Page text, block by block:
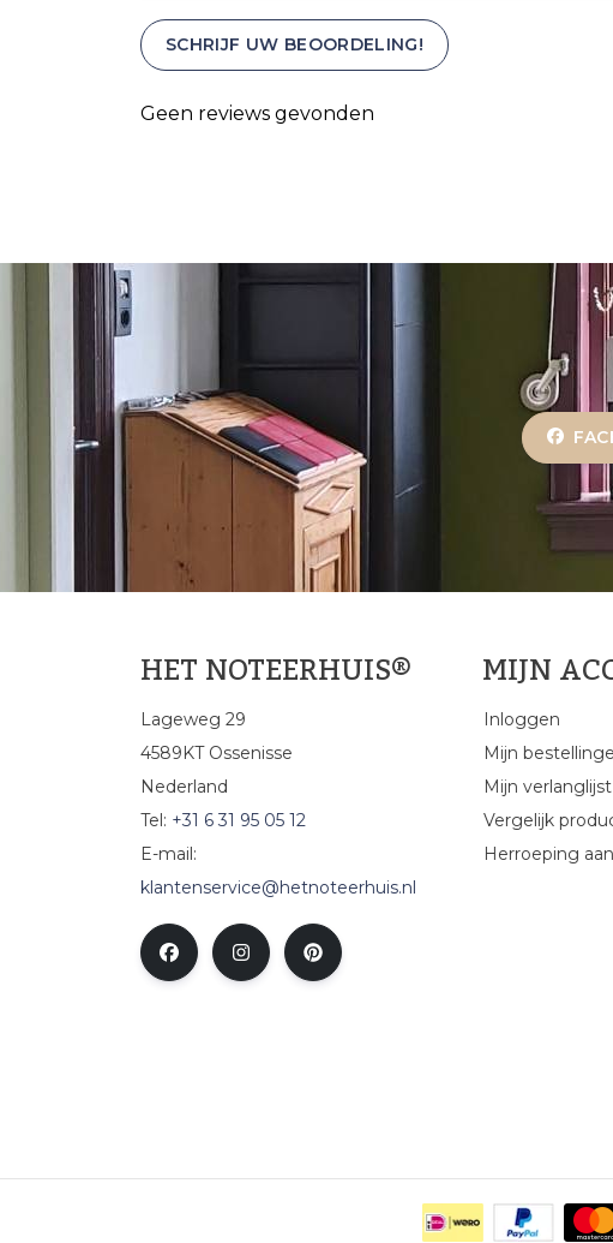
SCHRIJF UW BEOORDELING!
Geen reviews gevonden
HET NOTEERHUIS®
Lageweg 29
4589KT Ossenisse
Nederland
Tel: +31 6 31 95 05 12
E-mail:
klantenservice@hetnoteerhuis.nl
MIJN
Inloggen
Mijn
Mijn verlanglijst
Vergelijk
Herroeping